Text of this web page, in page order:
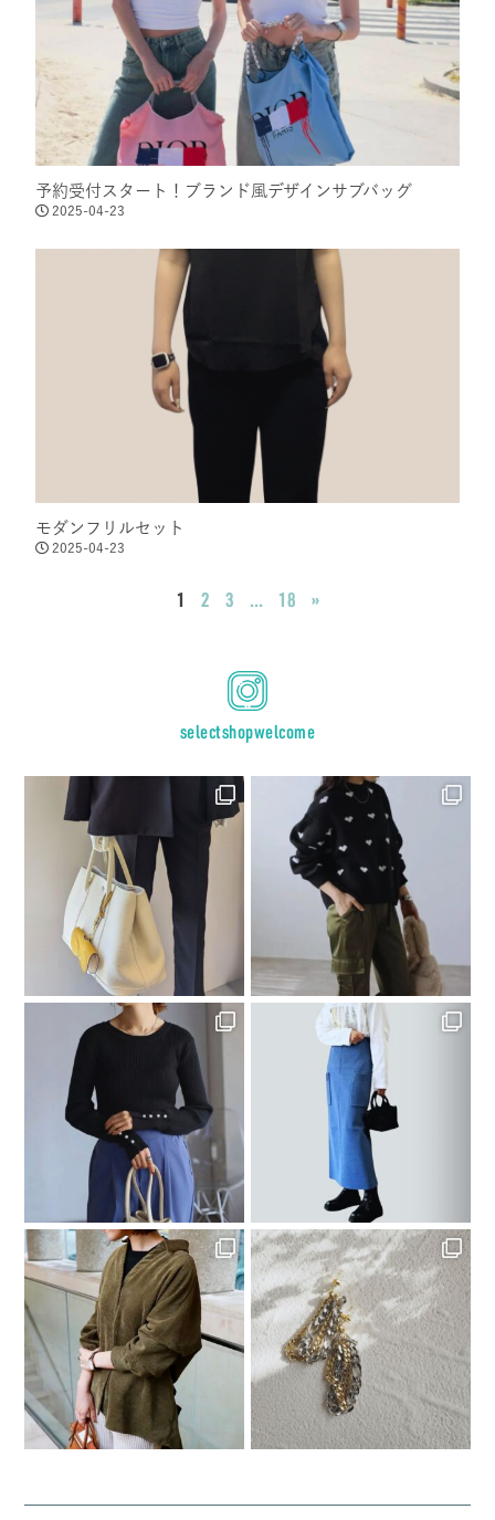
予約受付スタート！ブランド風デザインサブバッグ
2025-04-23
モダンフリルセット
2025-04-23
1 2 3 … 18 »
selectshopwelcome